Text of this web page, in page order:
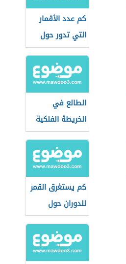
كم عدد الأقمار
التي تدور حول
الأرض
الطالع في
الخريطة الفلكية
كم يستغرق القمر
للدوران حول
الشمس